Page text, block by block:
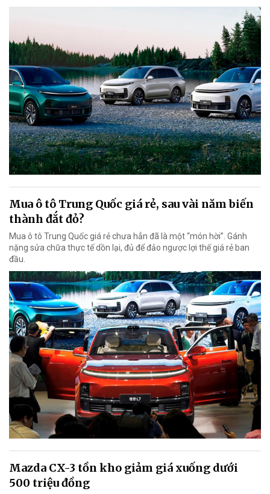
Mua ô tô Trung Quốc giá rẻ, sau vài năm biến
thành đắt đỏ?
Mua ô tô Trung Quốc giá rẻ chưa hẳn đã là một “món hời”. Gánh
nặng sửa chữa thực tế dồn lại, đủ để đảo ngược lợi thế giá rẻ ban
đầu.
Mazda CX-3 tồn kho giảm giá xuống dưới
500 triệu đồng